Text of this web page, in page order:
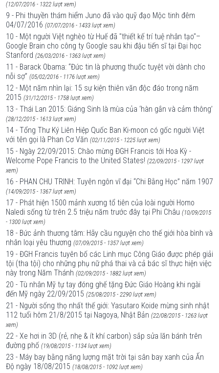
(12/07/2016 - 1322 lượt xem)
9 - Phi thuyền thám hiểm Juno đã vào quỹ đạo Mộc tinh đêm
04/07/2016 (07/07/2016 - 1433 lượt xem)
10 - Một người Việt nghèo từ Huế đã "thiết kế trí tuệ nhân tạo"–
Google Brain cho công ty Google sau khi đậu tiến sĩ tại Đại học
Stanford (26/03/2016 - 1363 lượt xem)
11 - Barack Obama: “Đức tin là phương thuốc tuyệt vời dành cho
nỗi sợ” (05/02/2016 - 1176 lượt xem)
12 - Một năm nhìn lại: 15 sự kiện thiên văn độc đáo trong năm
2015 (31/12/2015 - 1758 lượt xem)
13 - Thái Lan 2015: Giáng Sinh là mùa của ‘hàn gắn và cảm thông’
(28/12/2015 - 1613 lượt xem)
14 - Tổng Thư Ký Liên Hiệp Quốc Ban Ki-moon có gốc người Việt
với tên gọi là Phan Cơ Văn (02/11/2015 - 1225 lượt xem)
15 - Ngày 22/09/2015: Chào mừng ĐGH Francis tới Hoa Kỳ -
Welcome Pope Francis to the United States! (22/09/2015 - 1297 lượt
xem)
16 - PHAN CHU TRINH: Tuyên ngôn vĩ đại “Chi Bằng Học” năm 1907
(14/09/2015 - 1367 lượt xem)
17 - Phát hiện 1500 mảnh xương tổ tiên của loài người Homo
Naledi sống từ trên 2.5 triệu năm trước đây tại Phi Châu (10/09/2015
- 1300 lượt xem)
18 - Bức ảnh thương tâm: Hãy cầu nguyện cho thế giới hòa bình và
nhân loại yêu thương (07/09/2015 - 1357 lượt xem)
19 - ĐGH Francis tuyên bố các Linh mục Công Giáo được phép giải
tội (tha tội) cho những phụ nữ phá thai và cả bác sĩ thực hiện việc
này trong Năm Thánh (02/09/2015 - 1882 lượt xem)
20 - Tù nhân Mỹ tự tay đóng ghế tặng Đức Giáo Hoàng khi ngài
đến Mỹ ngày 22/09/2015 (25/08/2015 - 2290 lượt xem)
21 - Người sống thọ nhất thế giới: Yasutaro Koide mừng sinh nhật
112 tuổi hôm 21/8/2015 tại Nagoya, Nhật Bản (22/08/2015 - 1263 lượt
xem)
22 - Xe hơi in 3D (rẻ, nhẹ & ít khí carbon) sắp sửa lăn bánh trên
đường phố (19/08/2015 - 1134 lượt xem)
23 - Máy bay bằng năng lượng mặt trời tại sân bay xanh của Ấn
Độ ngày 18/08/2015 (18/08/2015 - 1092 lượt xem)